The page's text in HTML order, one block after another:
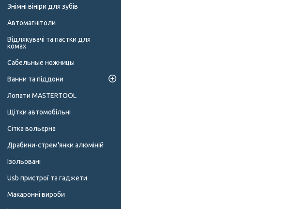
Знімні вініри для зубів
Автомагнітоли
Відлякувачі та пастки для
комах
Сабельные ножницы
Ванни та піддони
Лопати MASTERTOOL
Щітки автомобільні
Сітка вольєрна
Драбини-стрем'янки алюміній
Ізольовані
Usb пристрої та гаджети
Макаронні вироби